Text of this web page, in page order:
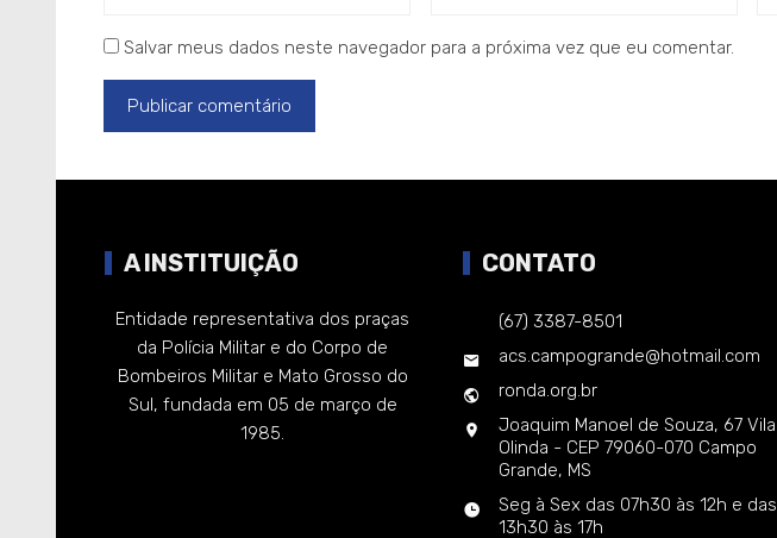
Salvar meus dados neste navegador para a próxima vez que eu comentar.
A INSTITUIÇÃO
Entidade representativa dos praças
da Polícia Militar e do Corpo de
Bombeiros Militar e Mato Grosso do
Sul, fundada em 05 de março de
1985.
CONTATO
(67) 3387-8501
acs.campogrande@hotmail.com
ronda.org.br
Joaquim Manoel de Souza, 67 Vila
Olinda - CEP 79060-070 Campo
Grande, MS
Seg à Sex das 07h30 às 12h e das
13h30 às 17h